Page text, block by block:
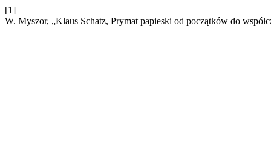
[1]
W. Myszor, „Klaus Schatz, Prymat papieski od początków do